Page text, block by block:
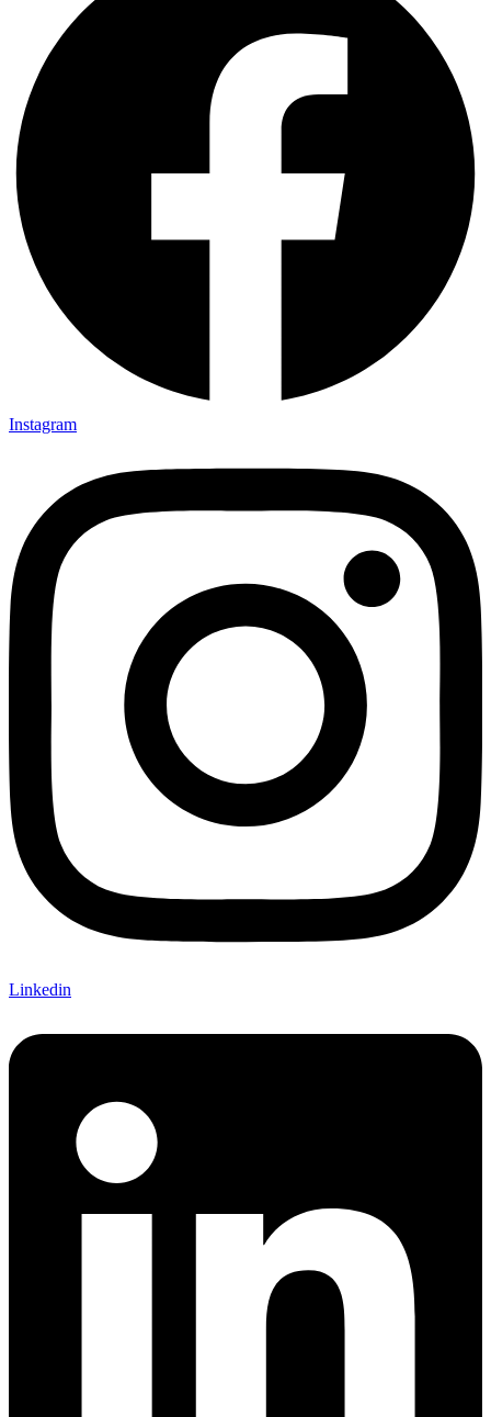
Instagram
Linkedin